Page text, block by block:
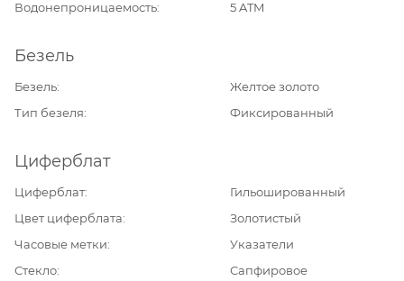
Водонепроницаемость
5 ATM
Безель
Безель
Желтое золото
Тип безеля
Фиксированный
Циферблат
Циферблат
Гильошированный
Цвет циферблата
Золотистый
Часовые метки
Указатели
Стекло
Сапфировое